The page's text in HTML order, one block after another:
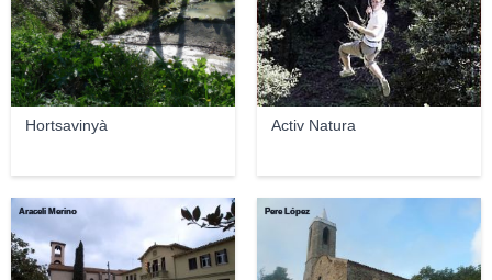
Hortsavinyà Activ Natura
Araceli Merino Pere López